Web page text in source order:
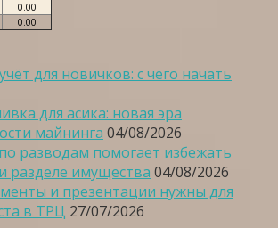
0.00
0.00
для новичков: с чего начать
для асика: новая эра
майнинга 04/08/2026
разводам помогает избежать
разделе имущества 04/08/2026
и презентации нужны для
в ТРЦ 27/07/2026